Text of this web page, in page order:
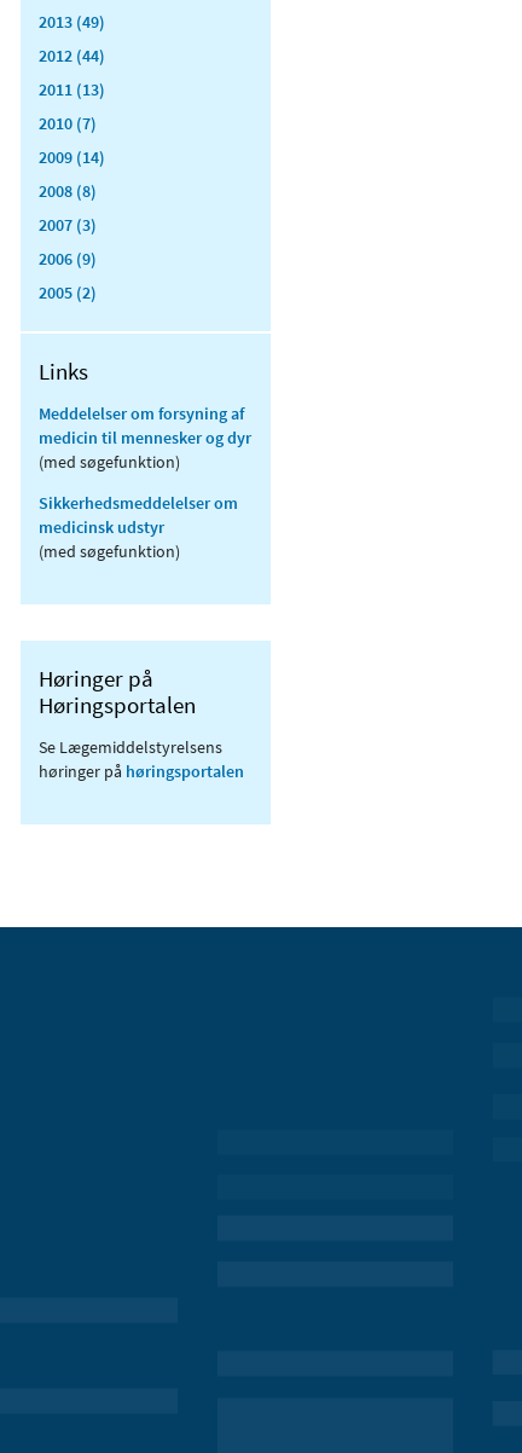
2013 (49)
2012 (44)
2011 (13)
2010 (7)
2009 (14)
2008 (8)
2007 (3)
2006 (9)
2005 (2)
Links
Meddelelser om forsyning af
medicin til mennesker og dyr
(med søgefunktion)
Sikkerhedsmeddelelser om
medicinsk udstyr
(med søgefunktion)
Høringer på
Høringsportalen
Se Lægemiddelstyrelsens
høringer på høringsportalen